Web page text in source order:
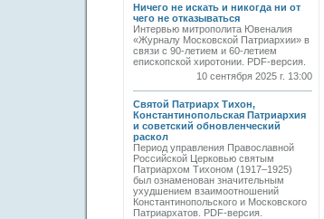
Ничего не искать и никогда ни от
чего не отказываться
Интервью митрополита Ювеналия
«Журналу Московской Патриархии» в
связи с 90-летием и 60-летием
епископской хиротонии. PDF-версия.
10 сентября 2025 г. 13:00
Святой Патриарх Тихон,
Константинопольская Патриархия
и советский обновленческий
раскол
Период управления Православной
Российской Церковью святым
Патриархом Тихоном (1917–1925)
был ознаменован значительным
ухудшением взаимоотношений
Константинопольского и Московского
Патриархатов. PDF-версия.